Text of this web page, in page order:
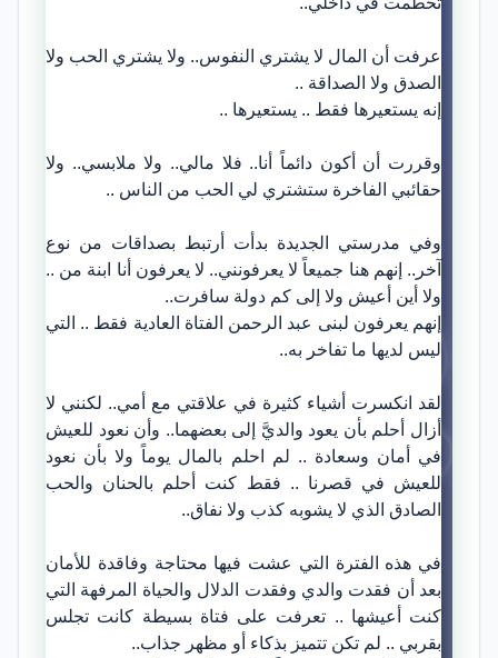
عرفت أن المال لا يشتري النفوس.. ولا يشتري الحب ولا
الصدق ولا الصداقة ..
إنه يستعيرها فقط .. يستعيرها ..
وقررت أن أكون دائماً أنا.. فلا مالي.. ولا ملابسي.. ولا
حقائبي الفاخرة ستشتري لي الحب من الناس ..
وفي مدرستي الجديدة بدأت أرتبط بصداقات من نوع
آخر.. إنهم هنا جميعاً لا يعرفونني.. لا يعرفون أنا ابنة من ..
ولا أين أعيش ولا إلى كم دولة سافرت..
إنهم يعرفون لبنى عبد الرحمن الفتاة العادية فقط .. التي
ليس لديها ما تفاخر به..
لقد انكسرت أشياء كثيرة في علاقتي مع أمي.. لكنني لا
أزال أحلم بأن يعود والديَّ إلى بعضهما.. وأن نعود للعيش
في أمان وسعادة .. لم احلم بالمال يوماً ولا بأن نعود
للعيش في قصرنا .. فقط كنت أحلم بالحنان والحب
الصادق الذي لا يشوبه كذب ولا نفاق..
في هذه الفترة التي عشت فيها محتاجة وفاقدة للأمان
بعد أن فقدت والدي وفقدت الدلال والحياة المرفهة التي
كنت أعيشها .. تعرفت على فتاة بسيطة كانت تجلس
بقربي .. لم تكن تتميز بذكاء أو مظهر جذاب..